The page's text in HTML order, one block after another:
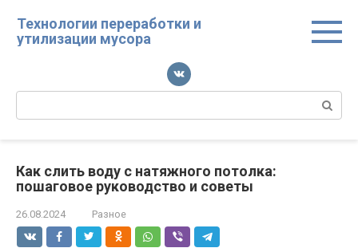
контенту
Технологии переработки и
утилизации мусора
Поиск:
Как слить воду с натяжного потолка:
пошаговое руководство и советы
26.08.2024 Разное